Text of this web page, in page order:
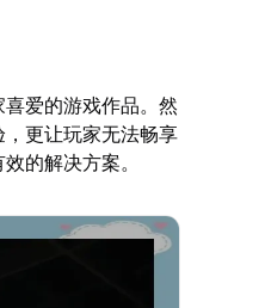
爱的游戏作品。然
更让玩家无法畅享
的解决方案。